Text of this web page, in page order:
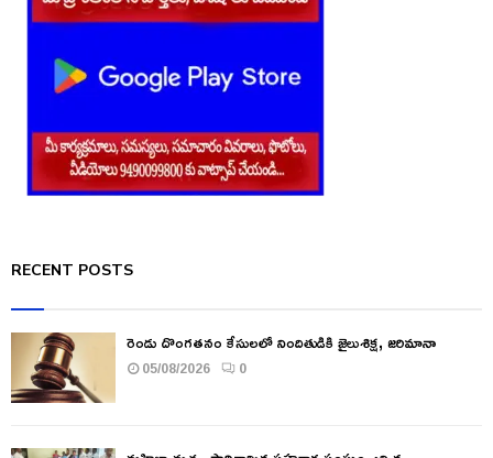
RECENT POSTS
రెండు దొంగతనం కేసులలో నిందితుడికి జైలుశిక్ష, జరిమానా
05/08/2026 0